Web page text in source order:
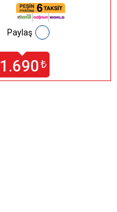
1.690 ₺
Paylaş